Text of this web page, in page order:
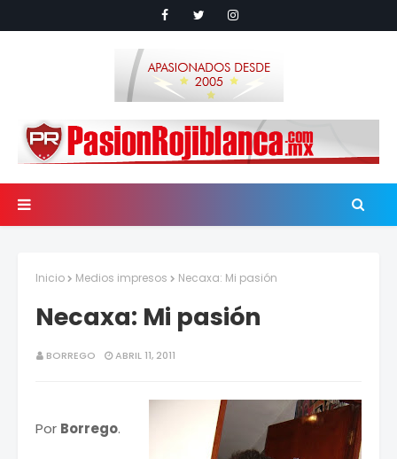
Inicio Medios impresos Necaxa: Mi pasión
Necaxa: Mi pasión
BORREGO ABRIL 11, 2011
Por Borrego.